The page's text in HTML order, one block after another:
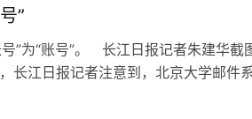
”
”为“账号”。 长江日报记者朱建华截
长江日报记者注意到，北京大学邮件